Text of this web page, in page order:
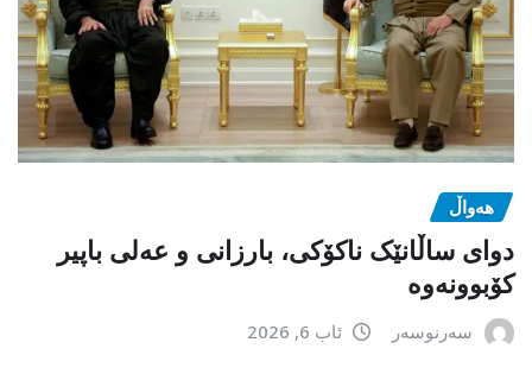
هەواڵ
دوای ساڵانێک ناکۆکی، بارزانی و عەلی باپیر
کۆبوونەوە
سەرنوسەر ئاب 6, 2026